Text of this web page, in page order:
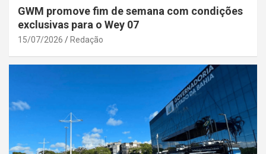
GWM promove fim de semana com condições
exclusivas para o Wey 07
15/07/2026 Redação